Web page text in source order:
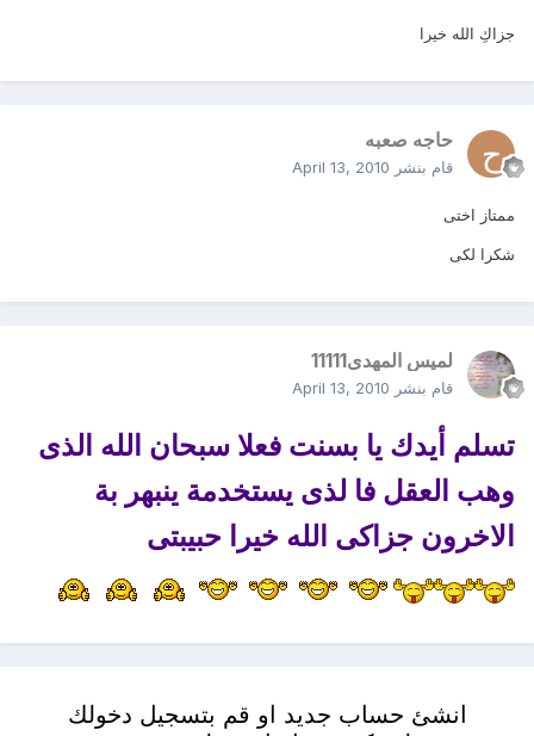
جزاكِ الله خيرا
حاجه صعبه
قام بنشر April 13, 2010
ممتاز اختى
شكرا لكى
لميس المهدى11111
قام بنشر April 13, 2010
تسلم أيدك يا بسنت فعلا سبحان الله الذى
وهب العقل فا لذى يستخدمة ينبهر بة
الاخرون جزاكى الله خيرا حبيبتى
انشئ حساب جديد او قم بتسجيل دخولك